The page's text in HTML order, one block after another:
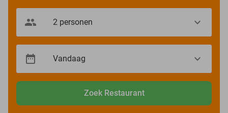
Zoek Restaurant